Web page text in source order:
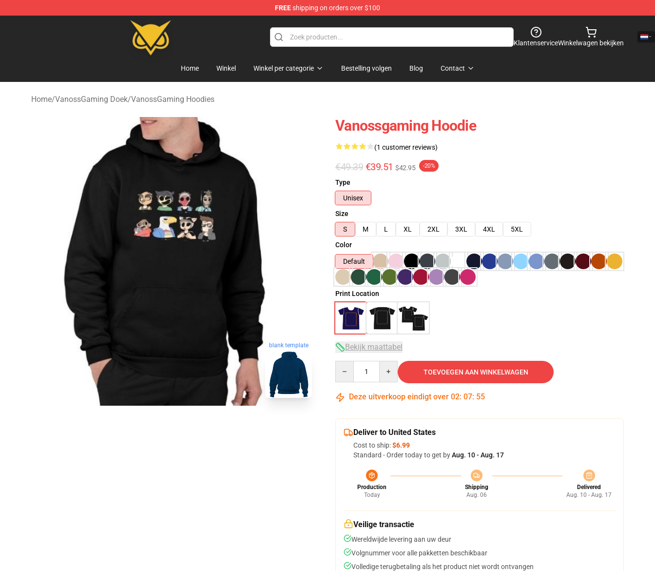
FREEshipping on orders over $100
Vanossgaming Store - Official Vanossgaming Merchandise Shop
KlantenserviceWinkelwagen bekijken
Home Winkel Winkel per categorie Bestelling volgen Blog Contact
Home/VanossGaming Doek/VanossGaming Hoodies
blank template
Vanossgaming Hoodie
(1 customer reviews)
€49.39 €39.51 $42.95 -20%
Type
Unisex
Size
S
M L XL 2XL 3XL 4XL
5XL
Color
Default
Print Location
Bekijk maattabel
TOEVOEGEN AAN WINKELWAGEN
Deze uitverkoop eindigt over 02: 07: 54
Deliver to United States
Cost to ship:$6.99
Standard - Order today to get byAug. 10 - Aug. 17
Production
Today
Shipping
Aug. 06
Delivered
Aug. 10 - Aug. 17
Veilige transactie
Wereldwijde levering aan uw deur
Volgnummer voor alle pakketten beschikbaar
Volledige terugbetaling als het product niet wordt ontvangen